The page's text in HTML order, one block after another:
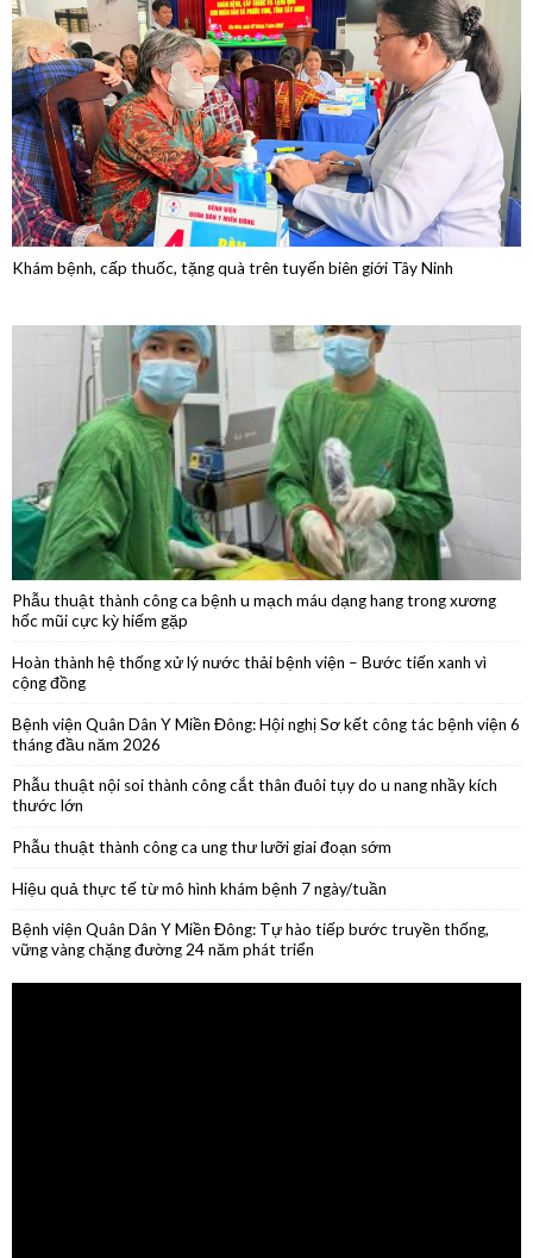
Khám bệnh, cấp thuốc, tặng quà trên tuyến biên giới Tây Ninh
Phẫu thuật thành công ca bệnh u mạch máu dạng hang trong xương
hốc mũi cực kỳ hiếm gặp
Hoàn thành hệ thống xử lý nước thải bệnh viện – Bước tiến xanh vì
cộng đồng
Bệnh viện Quân Dân Y Miền Đông: Hội nghị Sơ kết công tác bệnh viện 6
Phẫu thuật nội soi thành công cắt thân đuôi tụy do u nang nhầy kích
Phẫu thuật thành công ca ung thư lưỡi giai đoạn sớm
Hiệu quả thực tế từ mô hình khám bệnh 7 ngày/tuần
vững vàng chặng đường 24 năm phát triển